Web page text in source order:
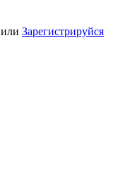
или Зарегистрируйся